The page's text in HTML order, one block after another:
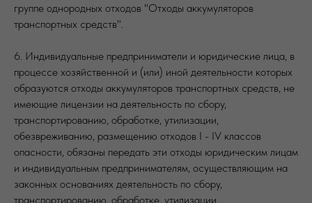
группе однородных отходов "Отходы аккумуляторов
транспортных средств".
6. Индивидуальные предприниматели и юридические лица, в
процессе хозяйственной и (или) иной деятельности которых
образуются отходы аккумуляторов транспортных средств, не
имеющие лицензии на деятельность по сбору,
транспортированию, обработке, утилизации,
обезвреживанию, размещению отходов I - IV классов
опасности, обязаны передать эти отходы юридическим лицам
и индивидуальным предпринимателям, осуществляющим на
законных основаниях деятельность по сбору,
транспортированию, обработке, утилизации,